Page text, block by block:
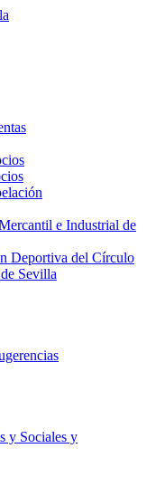
e Industrial de
Deportiva del Círculo
Sevilla
y Sociales y